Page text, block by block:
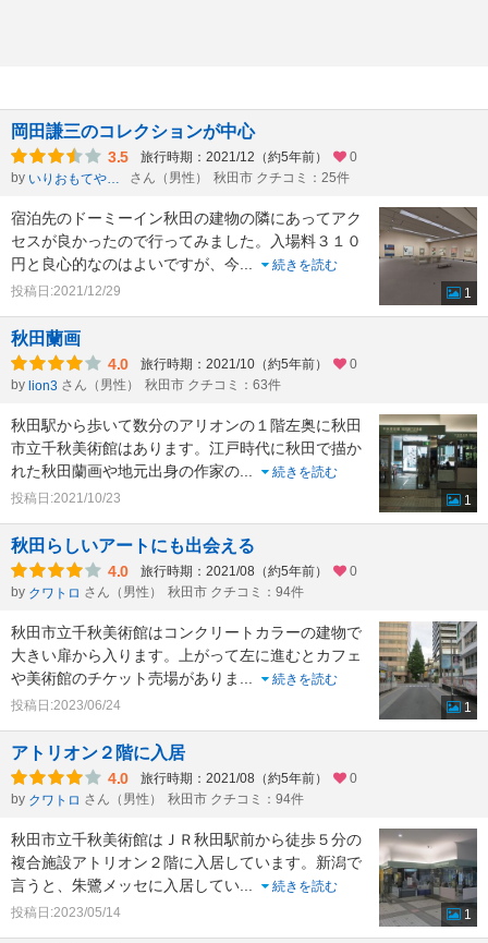
岡田謙三のコレクションが中心
3.5 旅行時期：2021/12（約5年前）
0
by
いりおもてやまねこ さん（男性） 秋田市 クチコミ：25件
宿泊先のドーミーイン秋田の建物の隣にあってアク
セスが良かったので行ってみました。入場料３１０
円と良心的なのはよいですが、今...
続きを読む
投稿日:2021/12/29
1
秋田蘭画
4.0 旅行時期：2021/10（約5年前）
0
by lion3 さん（男性） 秋田市 クチコミ：63件
秋田駅から歩いて数分のアリオンの１階左奥に秋田
市立千秋美術館はあります。江戸時代に秋田で描か
れた秋田蘭画や地元出身の作家の...
続きを読む
投稿日:2021/10/23
1
秋田らしいアートにも出会える
4.0 旅行時期：2021/08（約5年前）
0
by クワトロ さん（男性） 秋田市 クチコミ：94件
秋田市立千秋美術館はコンクリートカラーの建物で
大きい扉から入ります。上がって左に進むとカフェ
や美術館のチケット売場がありま ...
続きを読む
投稿日:2023/06/24
1
アトリオン２階に入居
4.0 旅行時期：2021/08（約5年前）
0
by クワトロ さん（男性） 秋田市 クチコミ：94件
秋田市立千秋美術館はＪＲ秋田駅前から徒歩５分の
複合施設アトリオン２階に入居しています。新潟で
言うと、朱鷺メッセに入居してい...
続きを読む
投稿日:2023/05/14
1